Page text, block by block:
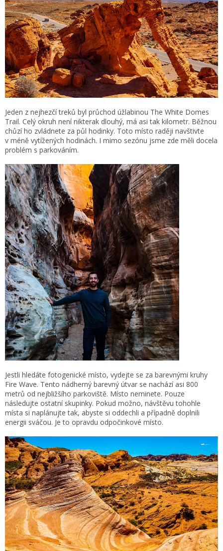
Jeden z nejhezčí treků byl průchod úžlabinou The White Domes
Trail. Celý okruh není nikterak dlouhý, má asi tak kilometr. Běžnou
chůzí ho zvládnete za půl hodinky. Toto místo raději navštivte
v méně vytížených hodinách. I mimo sezónu jsme zde měli docela
problém s parkováním.
Jestli hledáte fotogenické místo, vydejte se za barevnými kruhy
Fire Wave. Tento nádherný barevný útvar se nachází asi 800
metrů od nejbližšího parkoviště. Místo neminete. Pouze
následujte ostatní skupinky. Pokud možno, návštěvu tohohle
místa si naplánujte tak, abyste si oddechli a případně doplnili
energii sváčou. Je to opravdu odpočinkové místo.